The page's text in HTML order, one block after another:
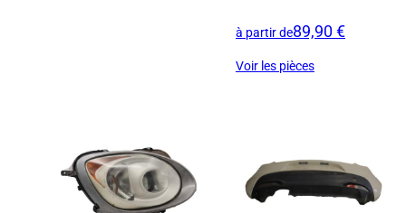
à partir de89,90 €
Voir les pièces